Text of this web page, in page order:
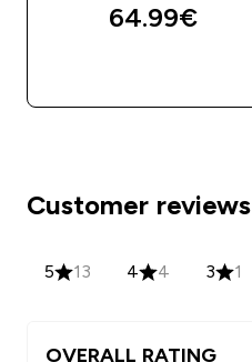
64.99€‎
Customer reviews
5 13 4 4 3 1
OVERALL RATING